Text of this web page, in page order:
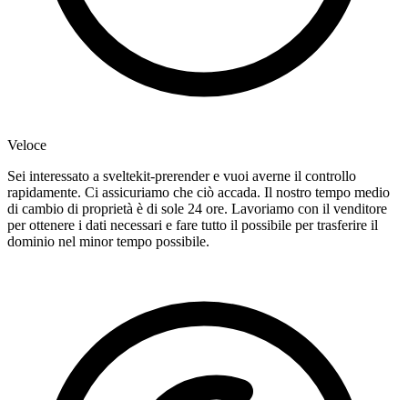
Veloce
Sei interessato a sveltekit-prerender e vuoi averne il controllo
rapidamente. Ci assicuriamo che ciò accada. Il nostro tempo medio
di cambio di proprietà è di sole 24 ore. Lavoriamo con il venditore
per ottenere i dati necessari e fare tutto il possibile per trasferire il
dominio nel minor tempo possibile.